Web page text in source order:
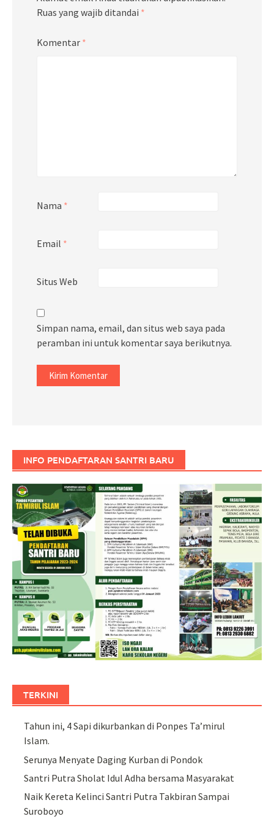
Ruas yang wajib ditandai *
Komentar *
Nama *
Email *
Situs Web
Simpan nama, email, dan situs web saya pada
peramban ini untuk komentar saya berikutnya.
INFO PENDAFTARAN SANTRI BARU
TERKINI
Tahun ini, 4 Sapi dikurbankan di Ponpes Ta’mirul
Islam.
Serunya Menyate Daging Kurban di Pondok
Santri Putra Sholat Idul Adha bersama Masyarakat
Naik Kereta Kelinci Santri Putra Takbiran Sampai
Suroboyo